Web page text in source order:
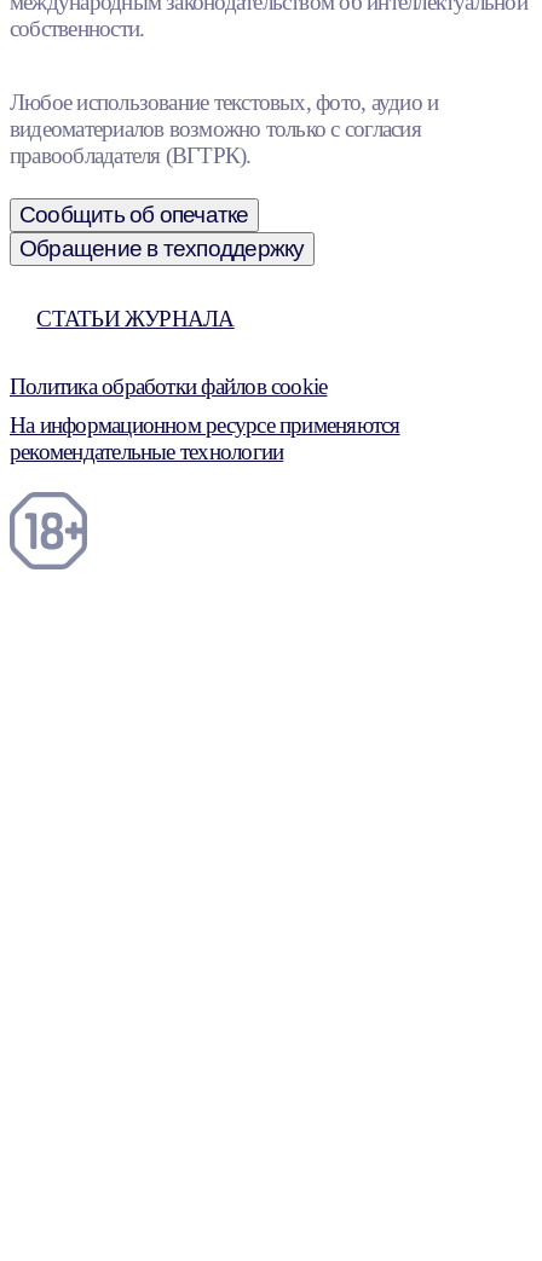
собственности.
Любое использование текстовых, фото, аудио и
видеоматериалов возможно только с согласия
правообладателя (ВГТРК).
Сообщить об опечатке
Обращение в техподдержку
СТАТЬИ ЖУРНАЛА
Политика обработки файлов cookie
На информационном ресурсе применяются
рекомендательные технологии